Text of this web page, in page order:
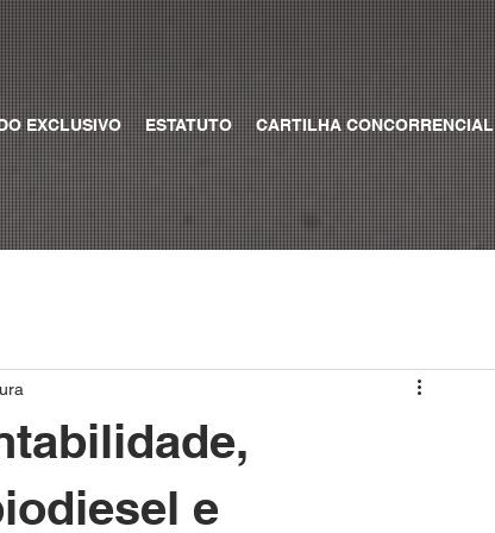
EXCLUSIVO ESTATUTO CARTILHA CONCORRENCIAL
e